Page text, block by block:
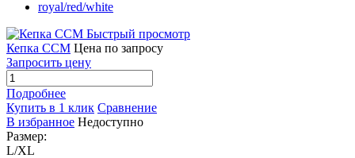
royal/red/white
Быстрый просмотр
Кепка CCM Цена по запросу
Запросить цену
Подробнее
Купить в 1 клик Сравнение
В избранное Недоступно
Размер:
L/XL